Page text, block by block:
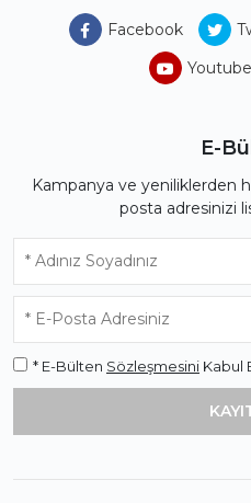
Facebook
Youtube
E-
Kampanya ve yeniliklerden
posta adresinizi
* E-Bülten Sözleşmesini Kabul